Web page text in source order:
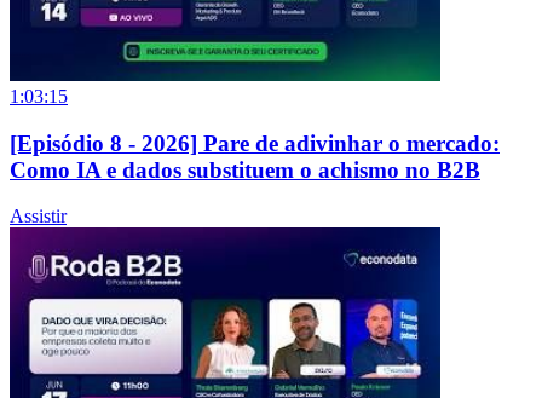
1:03:15
[Episódio 8 - 2026] Pare de adivinhar o mercado:
Como IA e dados substituem o achismo no B2B
Assistir